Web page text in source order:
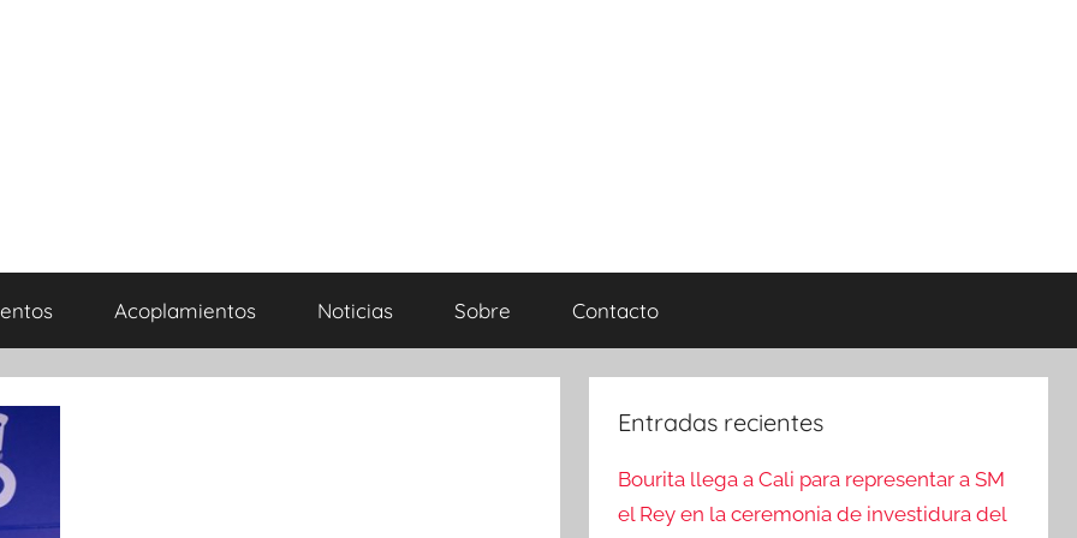
Acoplamientos Noticias Sobre Contacto
Entradas recientes
Bourita llega a Cali para representar a SM
el Rey en la ceremonia de investidura del